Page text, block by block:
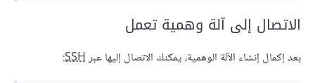
الاتصال إلى آلة وهمية تعمل
بعد إكمال إنشاء الآلة الوهمية، يمكنك الاتصال إليها عبرSSH
: